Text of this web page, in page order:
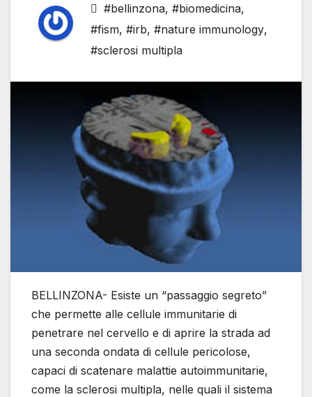
#bellinzona, #biomedicina,
#fism, #irb, #nature immunology,
#sclerosi multipla
BELLINZONA- Esiste un “passaggio segreto”
che permette alle cellule immunitarie di
penetrare nel cervello e di aprire la strada ad
una seconda ondata di cellule pericolose,
capaci di scatenare malattie autoimmunitarie,
come la sclerosi multipla, nelle quali il sistema